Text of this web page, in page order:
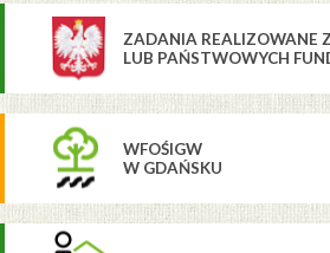
ZADANIA REALIZOWANE
LUB PAŃSTWOWYCH
WFOŚIGW
W GDAŃSKU